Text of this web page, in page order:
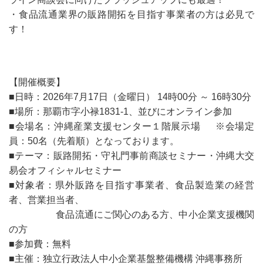
・食品流通業界の販路開拓を目指す事業者の方は必見で
す！
【開催概要】
■日時：2026年7月17日（金曜日） 14時00分 ～ 16時30分
■場所：那覇市字小禄1831-1、並びにオンライン参加
■会場名：沖縄産業支援センター１階展示場 ※会場定
員：50名（先着順）となっております。
■テーマ：販路開拓・守礼門事前商談セミナー・沖縄大交
易会オフィシャルセミナー
■対象者：県外販路を目指す事業者、食品製造業の経営
者、営業担当者、
食品流通にご関心のある方、中小企業支援機関
の方
■参加費：無料
■主催：独立行政法人中小企業基盤整備機構 沖縄事務所